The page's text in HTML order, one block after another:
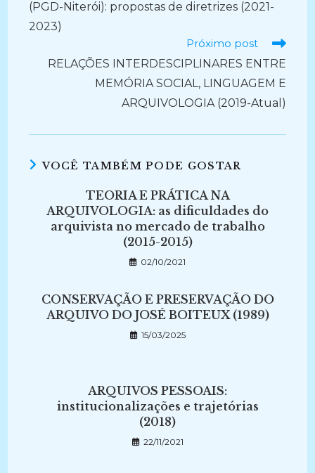
(PGD-Niterói): propostas de diretrizes (2021-
2023)
Próximo post
RELAÇÕES INTERDESCIPLINARES ENTRE
MEMÓRIA SOCIAL, LINGUAGEM E
ARQUIVOLOGIA (2019-Atual)
VOCÊ TAMBÉM PODE GOSTAR
TEORIA E PRÁTICA NA
ARQUIVOLOGIA: as dificuldades do
arquivista no mercado de trabalho
(2015-2015)
02/10/2021
CONSERVAÇÃO E PRESERVAÇÃO DO
ARQUIVO DO JOSÉ BOITEUX (1989)
15/03/2025
ARQUIVOS PESSOAIS:
institucionalizações e trajetórias
(2018)
22/11/2021